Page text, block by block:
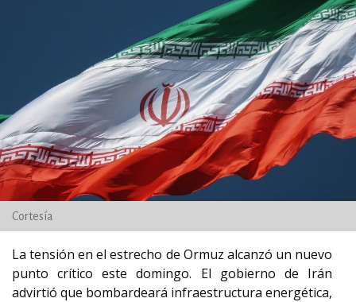
Cortesía
La tensión en el estrecho de Ormuz alcanzó un nuevo
punto crítico este domingo. El gobierno de Irán
advirtió que bombardeará infraestructura energética,